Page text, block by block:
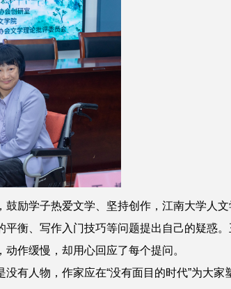
励学子热爱文学、坚持创作，江南大学人
衡、写作入门技巧等问题提出自己的疑惑
作缓慢，却用心回应了每个提问。
有人物，作家应在“没有面目的时代”为大家